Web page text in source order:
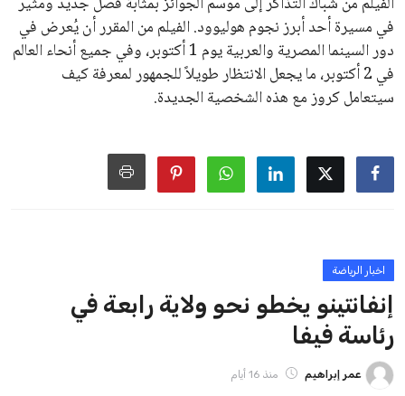
على الرغم من هذه الانتقادات، تشير التوقعات إلى أن إنفانتينو
يمتلك فرصًا كبيرة للفوز بولاية جديدة، خصوصًا في ظل غياب
منافس قوي يتمتع بإجماع داخل الأسرة الكروية الدولية. هذا يعزز
من فرص استمراره في قيادة “فيفا” حتى عام 2031.